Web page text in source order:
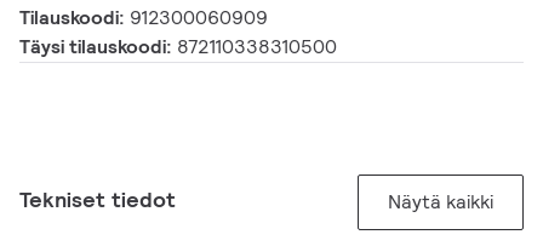
Tilauskoodi: 912300060909
Täysi tilauskoodi: 872110338310500
Tekniset tiedot Näytä kaikki